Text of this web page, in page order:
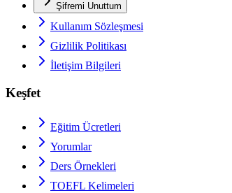
Şifremi Unuttum
Kullanım Sözleşmesi
Gizlilik Politikası
İletişim Bilgileri
Keşfet
Eğitim Ücretleri
Yorumlar
Ders Örnekleri
TOEFL Kelimeleri